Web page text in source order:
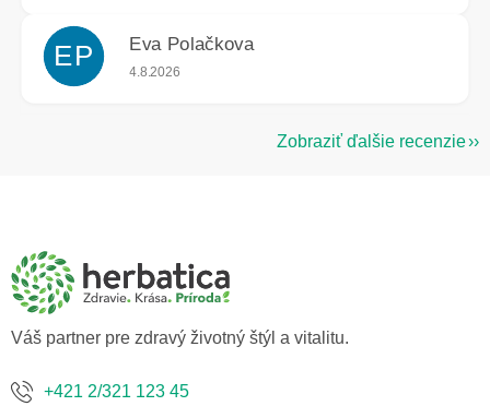
EP Eva Polačkova
Hodnotenie obchodu je 5 z 5 hviezdičiek.
4.8.2026
Zobraziť ďalšie recenzie
Váš partner pre zdravý životný štýl a vitalitu.
+421 2/321 123 45